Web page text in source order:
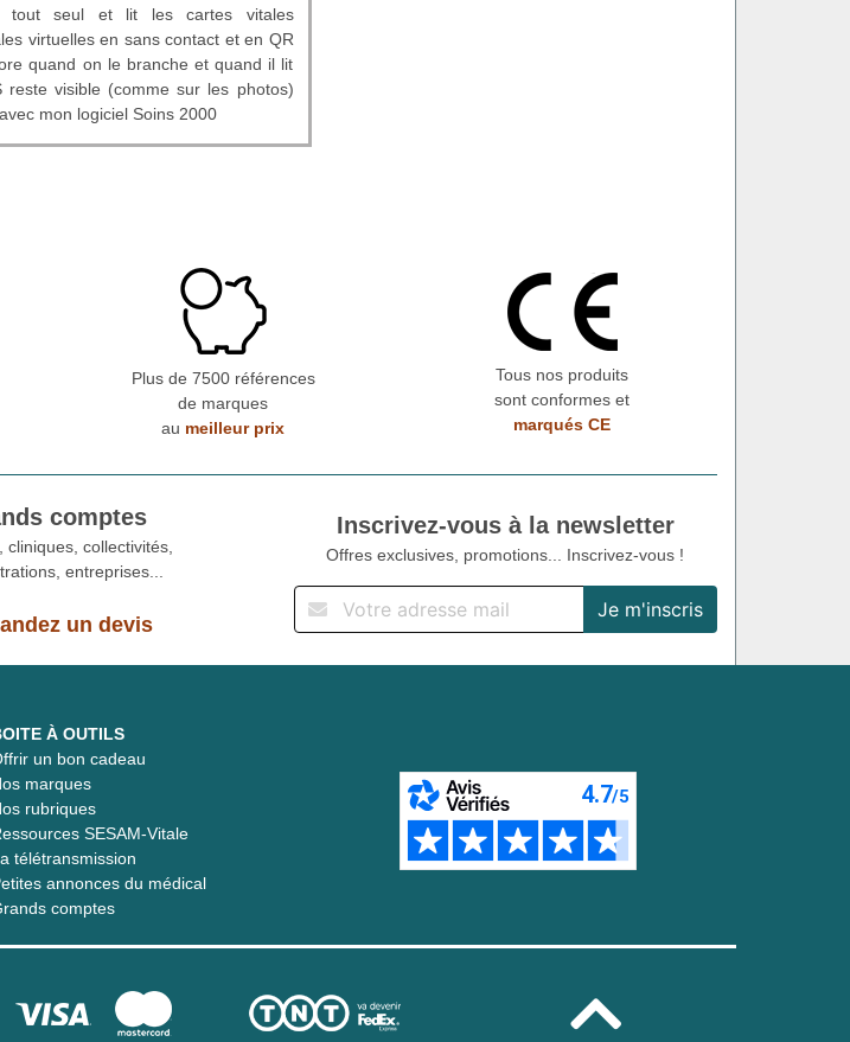
tout seul et lit les cartes vitales
virtuelles en sans contact et en QR
quand on le branche et quand il lit
reste visible (comme sur les photos)
mon logiciel Soins 2000
Plus de 7500 références
de marques
au meilleur prix
Tous nos produits
sont conformes et
marqués CE
comptes
cliniques, collectivités,
entreprises...
un devis
Inscrivez-vous à la newsletter
Offres exclusives, promotions... Inscrivez-vous !
À OUTILS
un bon cadeau
marques
rubriques
SESAM-Vitale
télétransmission
annonces du médical
comptes